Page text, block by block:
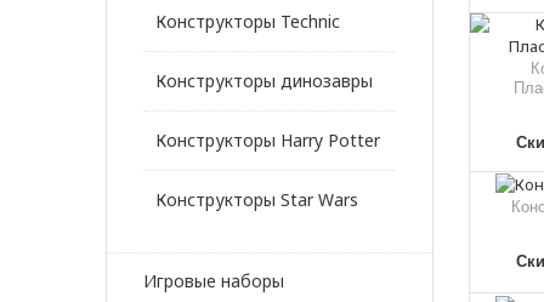
Конструкторы Technic
Конструкторы динозавры
Конструкторы Harry Potter
Конструкторы Star Wars
Игровые наборы